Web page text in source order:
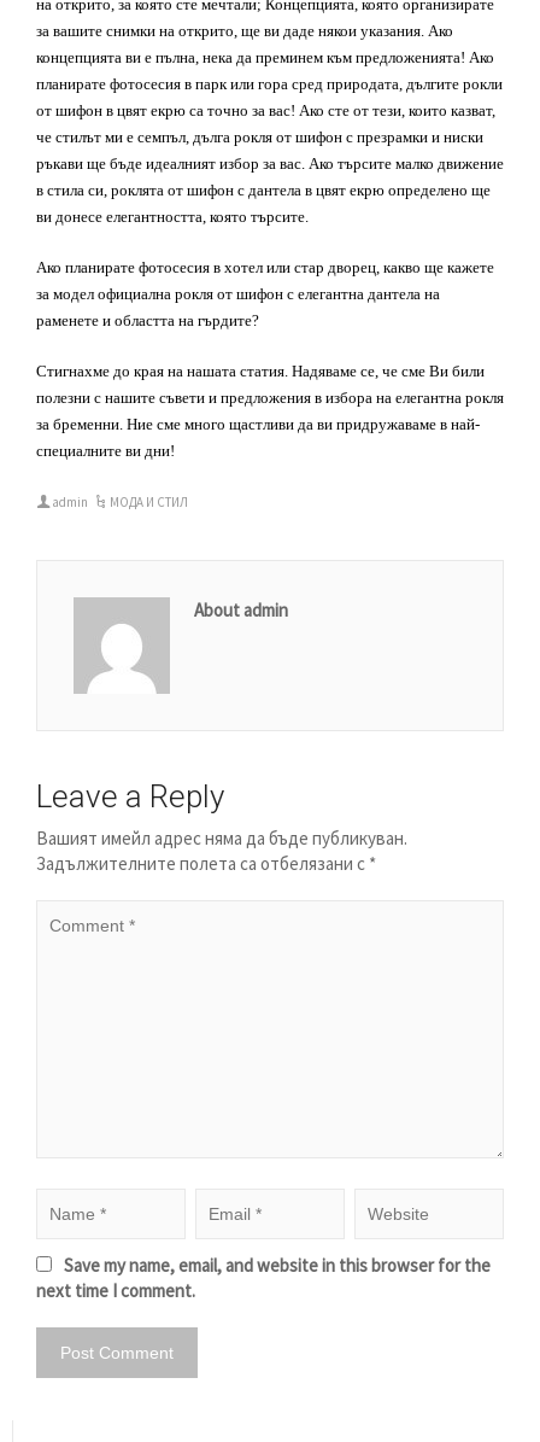
на открито, за която сте мечтали; Концепцията, която организирате
за вашите снимки на открито, ще ви даде някои указания. Ако
концепцията ви е пълна, нека да преминем към предложенията! Ако
планирате фотосесия в парк или гора сред природата, дългите рокли
от шифон в цвят екрю са точно за вас! Ако сте от тези, които казват,
че стилът ми е семпъл, дълга рокля от шифон с презрамки и ниски
ръкави ще бъде идеалният избор за вас. Ако търсите малко движение
в стила си, роклята от шифон с дантела в цвят екрю определено ще
ви донесе елегантността, която търсите.
Ако планирате фотосесия в хотел или стар дворец, какво ще кажете
за модел официална рокля от шифон с елегантна дантела на
раменете и областта на гърдите?
Стигнахме до края на нашата статия. Надяваме се, че сме Ви били
полезни с нашите съвети и предложения в избора на елегантна рокля
за бременни. Ние сме много щастливи да ви придружаваме в най-
специалните ви дни!
admin МОДА И СТИЛ
About admin
Leave a Reply
Вашият имейл адрес няма да бъде публикуван.
Задължителните полета са отбелязани с *
Save my name, email, and website in this browser for the
next time I comment.